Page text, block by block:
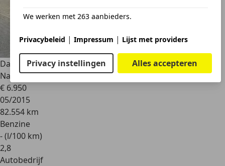
We werken met 263 aanbieders.
Privacybeleid | Impressum | Lijst met providers
Privacy instellingen Alles accepteren
Dacia Sandero0.9 TCe Stepway Lauréate
Navi|Airco|Cruise|Trekhaa
€ 6.950
05/2015
82.554 km
Benzine
- (l/100 km)
2,8
Autobedrijf